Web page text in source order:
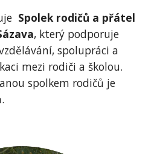
Spolek rodičů a přátel
, který podporuje
spolupráci a
mezi rodiči a školou.
spolkem rodičů je